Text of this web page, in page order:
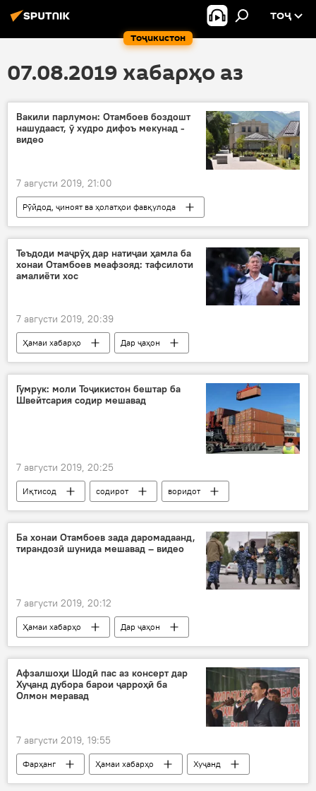
Тоҷикистон
ТОҶ
07.08.2019 хабарҳо аз
Вакили парлумон: Отамбоев боздошт
нашудааст, ӯ худро дифоъ мекунад -
видео
7 августи 2019, 21:00
Рӯйдод, ҷиноят ва ҳолатҳои фавқулода
Ҳамаи хабарҳо
Теъдоди маҷрӯҳ дар натиҷаи ҳамла ба
хонаи Отамбоев меафзояд: тафсилоти
амалиёти хос
7 августи 2019, 20:39
Ҳамаи хабарҳо
Дар ҷаҳон
Алмазбек Отамбоев
Алмосбек Отамбоев
Қирғизистон
Гумрук: моли Тоҷикистон бештар ба
Швейтсария содир мешавад
7 августи 2019, 20:25
Иқтисод содирот
воридот
савдо
Ҳамаи хабарҳо
Дар Тоҷикистон
Ба хонаи Отамбоев зада даромадаанд,
тирандозӣ шунида мешавад – видео
7 августи 2019, 20:12
Ҳамаи хабарҳо
Дар ҷаҳон
Алмазбек Атамбоев
Қирғизистон
Видео
Афзалшоҳи Шодӣ пас аз консерт дар
Хуҷанд дубора барои ҷарроҳӣ ба
Олмон меравад
7 августи 2019, 19:55
Фарҳанг Ҳамаи хабарҳо
Хуҷанд
тоҷик
консерт